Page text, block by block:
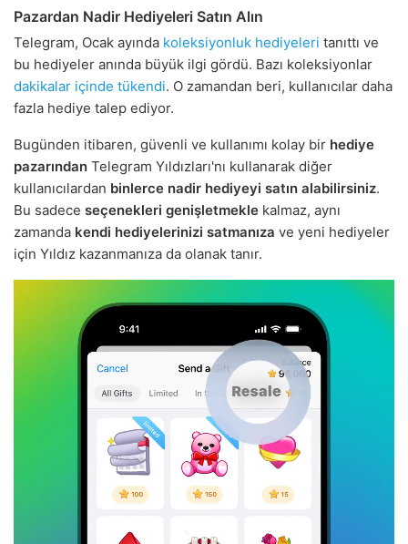
Pazardan Nadir Hediyeleri Satın Alın
Telegram, Ocak ayında koleksiyonluk hediyeleri tanıttı ve
bu hediyeler anında büyük ilgi gördü. Bazı koleksiyonlar
dakikalar içinde tükendi. O zamandan beri, kullanıcılar daha
fazla hediye talep ediyor.
Bugünden itibaren, güvenli ve kullanımı kolay bir hediye
pazarından Telegram Yıldızları'nı kullanarak diğer
kullanıcılardan binlerce nadir hediyeyi satın alabilirsiniz.
Bu sadece seçenekleri genişletmekle kalmaz, aynı
zamanda kendi hediyelerinizi satmanıza ve yeni hediyeler
için Yıldız kazanmanıza da olanak tanır.